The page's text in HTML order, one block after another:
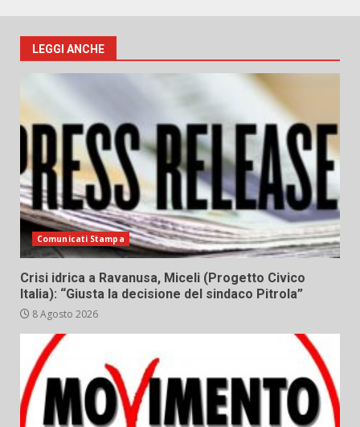
LEGGI ANCHE
Comunicati Stampa
Crisi idrica a Ravanusa, Miceli (Progetto Civico
Italia): “Giusta la decisione del sindaco Pitrola”
8 Agosto 2026